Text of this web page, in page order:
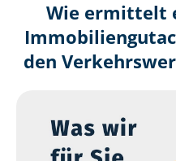
Wie ermittelt
den